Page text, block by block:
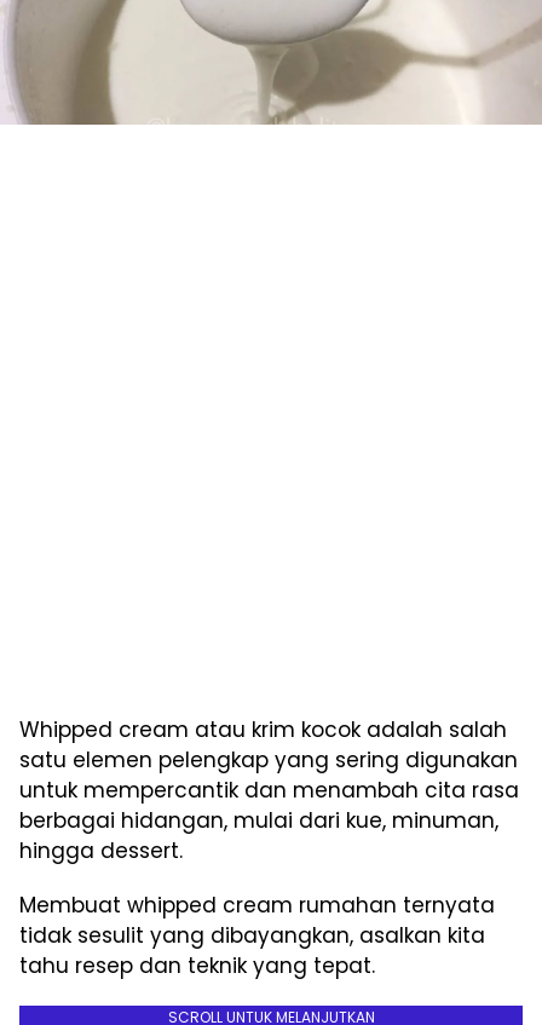
Whipped cream atau krim kocok adalah salah
satu elemen pelengkap yang sering digunakan
untuk mempercantik dan menambah cita rasa
berbagai hidangan, mulai dari kue, minuman,
hingga dessert.
Membuat whipped cream rumahan ternyata
tidak sesulit yang dibayangkan, asalkan kita
tahu resep dan teknik yang tepat.
SCROLL UNTUK MELANJUTKAN